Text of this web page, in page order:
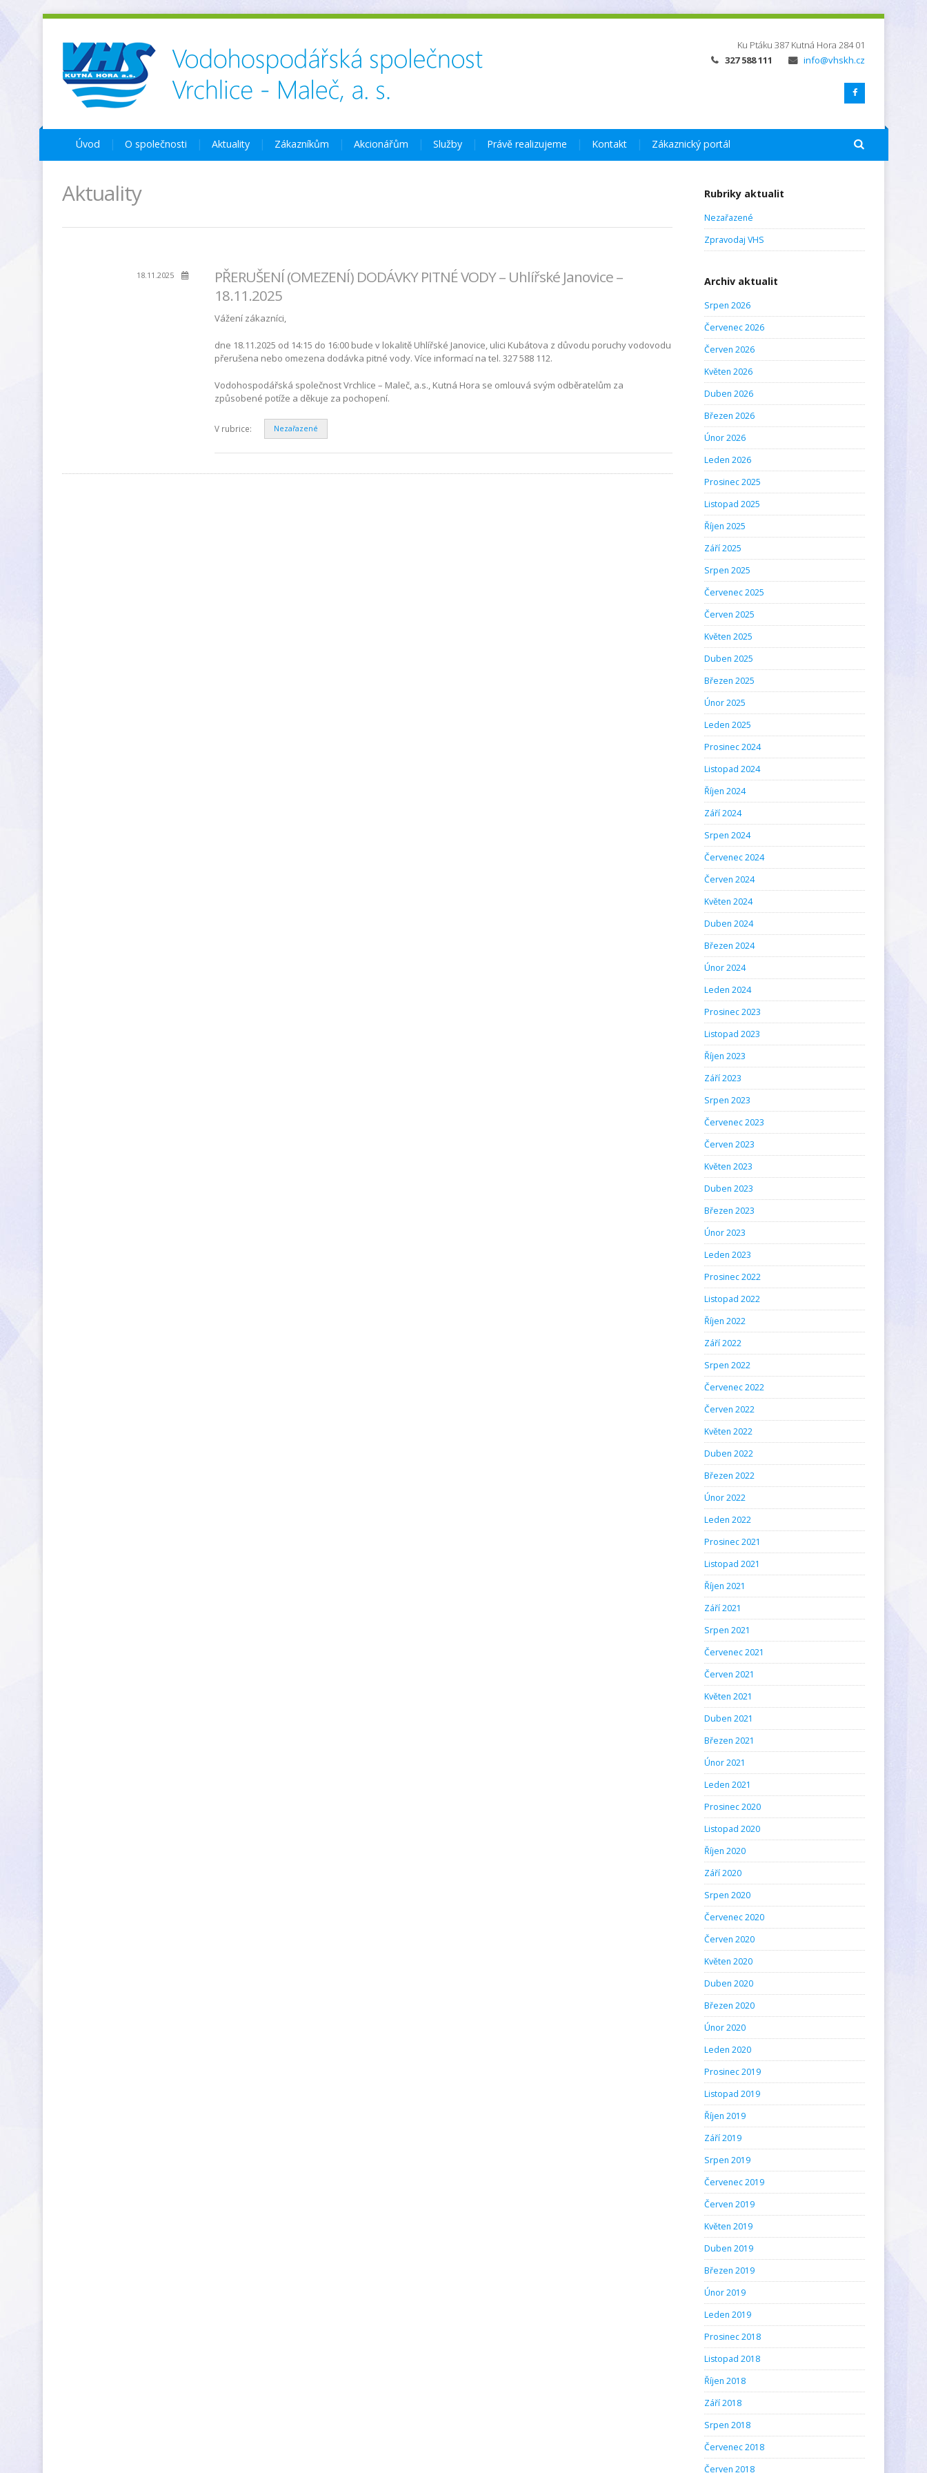
Ku Ptáku 387 Kutná Hora 284 01
327 588 111
info@vhskh.cz
Úvod O společnosti Aktuality Zákazníkům Akcionářům Služby Právě realizujeme Kontakt Zákaznický portál
Aktuality
18.11.2025
PŘERUŠENÍ (OMEZENÍ) DODÁVKY PITNÉ VODY – Uhlířské Janovice –
18.11.2025
Vážení zákazníci,
dne 18.11.2025 od 14:15 do 16:00 bude v lokalitě Uhlířské Janovice, ulici Kubátova z důvodu poruchy vodovodu
přerušena nebo omezena dodávka pitné vody. Více informací na tel. 327 588 112.
Vodohospodářská společnost Vrchlice – Maleč, a.s., Kutná Hora se omlouvá svým odběratelům za
způsobené potíže a děkuje za pochopení.
V rubrice: Nezařazené
Rubriky aktualit
Nezařazené
Zpravodaj VHS
Archiv aktualit
Srpen 2026
Červenec 2026
Červen 2026
Květen 2026
Duben 2026
Březen 2026
Únor 2026
Leden 2026
Prosinec 2025
Listopad 2025
Říjen 2025
Září 2025
Srpen 2025
Červenec 2025
Červen 2025
Květen 2025
Duben 2025
Březen 2025
Únor 2025
Leden 2025
Prosinec 2024
Listopad 2024
Říjen 2024
Září 2024
Srpen 2024
Červenec 2024
Červen 2024
Květen 2024
Duben 2024
Březen 2024
Únor 2024
Leden 2024
Prosinec 2023
Listopad 2023
Říjen 2023
Září 2023
Srpen 2023
Červenec 2023
Červen 2023
Květen 2023
Duben 2023
Březen 2023
Únor 2023
Leden 2023
Prosinec 2022
Listopad 2022
Říjen 2022
Září 2022
Srpen 2022
Červenec 2022
Červen 2022
Květen 2022
Duben 2022
Březen 2022
Únor 2022
Leden 2022
Prosinec 2021
Listopad 2021
Říjen 2021
Září 2021
Srpen 2021
Červenec 2021
Červen 2021
Květen 2021
Duben 2021
Březen 2021
Únor 2021
Leden 2021
Prosinec 2020
Listopad 2020
Říjen 2020
Září 2020
Srpen 2020
Červenec 2020
Červen 2020
Květen 2020
Duben 2020
Březen 2020
Únor 2020
Leden 2020
Prosinec 2019
Listopad 2019
Říjen 2019
Září 2019
Srpen 2019
Červenec 2019
Červen 2019
Květen 2019
Duben 2019
Březen 2019
Únor 2019
Leden 2019
Prosinec 2018
Listopad 2018
Říjen 2018
Září 2018
Srpen 2018
Červenec 2018
Červen 2018